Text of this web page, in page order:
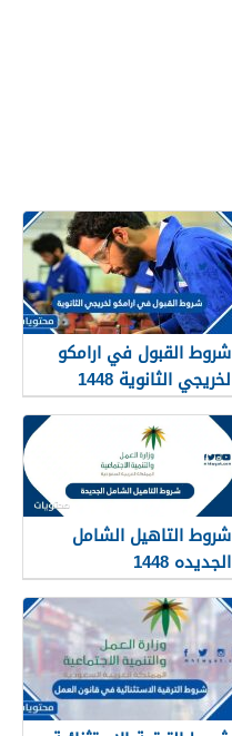
شروط القبول في ارامكو
لخريجي الثانوية 1448
شروط التاهيل الشامل
الجديده 1448